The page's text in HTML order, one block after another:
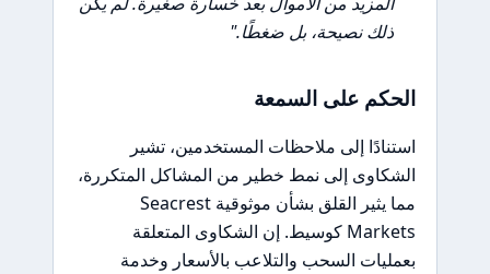
ذلك نصيحة، بل ضغطًا."
الحكم على السمعة
استنادًا إلى ملاحظات المستخدمين، تشير
الشكاوى إلى نمط خطير من المشاكل المتكررة،
مما يثير القلق بشأن موثوقية Seacrest
Markets كوسيط. إن الشكاوى المتعلقة
بعمليات السحب والتلاعب بالأسعار وخدمة